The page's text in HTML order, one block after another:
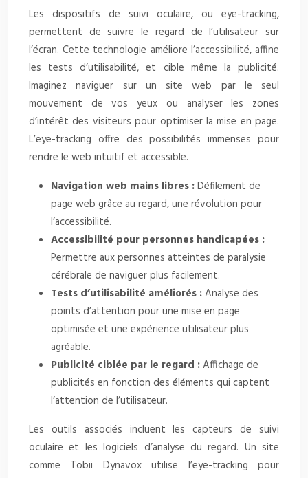
Les dispositifs de suivi oculaire, ou eye-tracking,
permettent de suivre le regard de l’utilisateur sur
l’écran. Cette technologie améliore l’accessibilité, affine
les tests d’utilisabilité, et cible même la publicité.
Imaginez naviguer sur un site web par le seul
mouvement de vos yeux ou analyser les zones
d’intérêt des visiteurs pour optimiser la mise en page.
L’eye-tracking offre des possibilités immenses pour
rendre le web intuitif et accessible.
Navigation web mains libres :Défilement de
page web grâce au regard, une révolution pour
l’accessibilité.
Accessibilité pour personnes handicapées :
Permettre aux personnes atteintes de paralysie
cérébrale de naviguer plus facilement.
Tests d’utilisabilité améliorés :Analyse des
points d’attention pour une mise en page
optimisée et une expérience utilisateur plus
agréable.
Publicité ciblée par le regard :Affichage de
publicités en fonction des éléments qui captent
l’attention de l’utilisateur.
Les outils associés incluent les capteurs de suivi
oculaire et les logiciels d’analyse du regard. Un site
comme Tobii Dynavox utilise l’eye-tracking pour